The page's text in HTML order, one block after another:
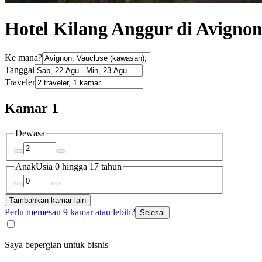
Hotel Kilang Anggur di Avignon
Ke mana?
Tanggal
Traveler
Kamar 1
Dewasa
AnakUsia 0 hingga 17 tahun
Tambahkan kamar lain
Perlu memesan 9 kamar atau lebih? Selesai
Saya bepergian untuk bisnis